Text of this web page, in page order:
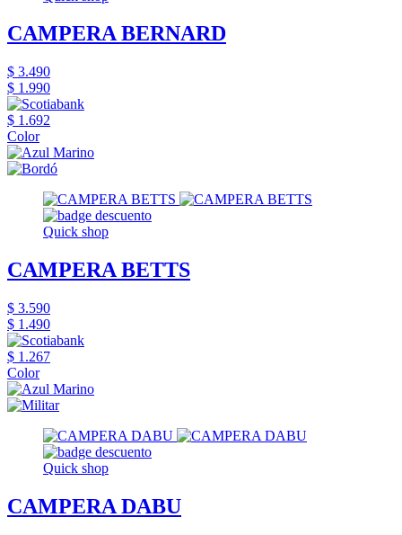
CAMPERA BERNARD
$ 3.490
$ 1.990
$ 1.692
Color
Quick shop
CAMPERA BETTS
$ 3.590
$ 1.490
$ 1.267
Color
Quick shop
CAMPERA DABU